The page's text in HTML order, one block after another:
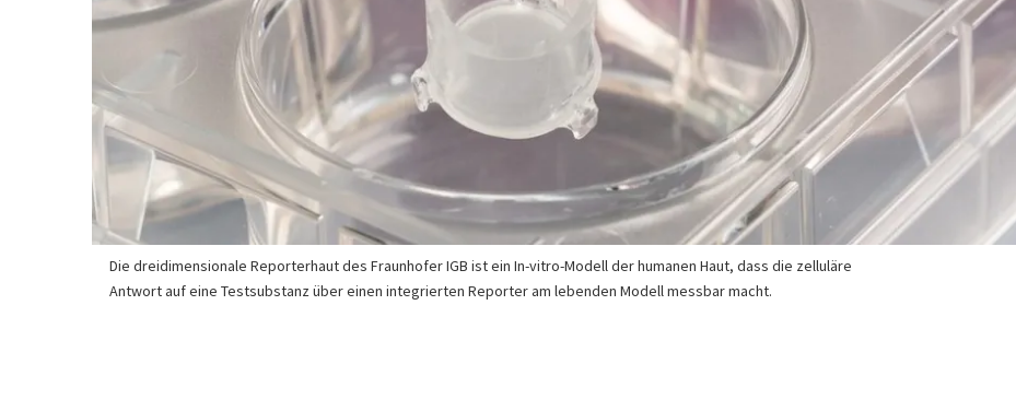
Die dreidimensionale Reporterhaut des Fraunhofer IGB ist ein In-vitro-Modell der humanen Haut, dass die zelluläre
Antwort auf eine Testsubstanz über einen integrierten Reporter am lebenden Modell messbar macht.